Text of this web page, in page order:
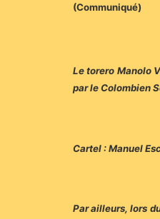
(Communiqué)
Le torero Manolo
par le Colombien
Cartel : Manuel
Par ailleurs, lors